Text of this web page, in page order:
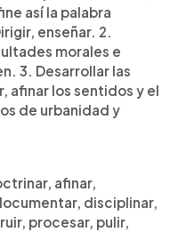
así la palabra
enseñar. 2.
morales e
3. Desarrollar las
afinar los sentidos y el
de urbanidad y
afinar,
disciplinar,
procesar, pulir,